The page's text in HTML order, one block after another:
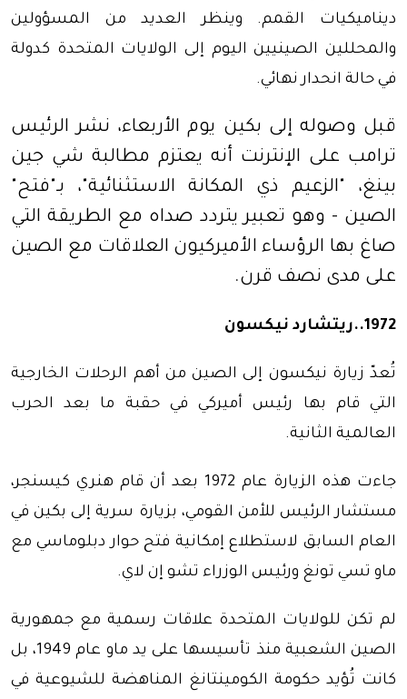
ديناميكيات القمم. وينظر العديد من المسؤولين
والمحللين الصينيين اليوم إلى الولايات المتحدة كدولة
في حالة انحدار نهائي.
قبل وصوله إلى بكين يوم الأربعاء، نشر الرئيس
ترامب على الإنترنت أنه يعتزم مطالبة شي جين
بينغ، "الزعيم ذي المكانة الاستثنائية"، بـ"فتح"
الصين - وهو تعبير يتردد صداه مع الطريقة التي
صاغ بها الرؤساء الأميركيون العلاقات مع الصين
على مدى نصف قرن.
1972..ريتشارد نيكسون
تُعدّ زيارة نيكسون إلى الصين من أهم الرحلات الخارجية
التي قام بها رئيس أميركي في حقبة ما بعد الحرب
العالمية الثانية.
جاءت هذه الزيارة عام 1972 بعد أن قام هنري كيسنجر،
مستشار الرئيس للأمن القومي، بزيارة سرية إلى بكين في
العام السابق لاستطلاع إمكانية فتح حوار دبلوماسي مع
ماو تسي تونغ ورئيس الوزراء تشو إن لاي.
لم تكن للولايات المتحدة علاقات رسمية مع جمهورية
الصين الشعبية منذ تأسيسها على يد ماو عام 1949، بل
كانت تُؤيد حكومة الكومينتانغ المناهضة للشيوعية في